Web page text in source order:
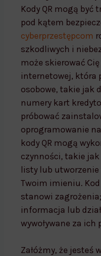
Kody QR mogą być
pod kątem
cyberprzestępcom
szkodliwych i
może skierować
internetowej, która
osobowe, takie jak
numery kart
próbować
oprogramowanie
kody QR mogą
czynności, takie
listy lub
Twoim imieniu. Kod
stanowi
informacja lub
wywoływane za ich
Załóżmy, że jesteś